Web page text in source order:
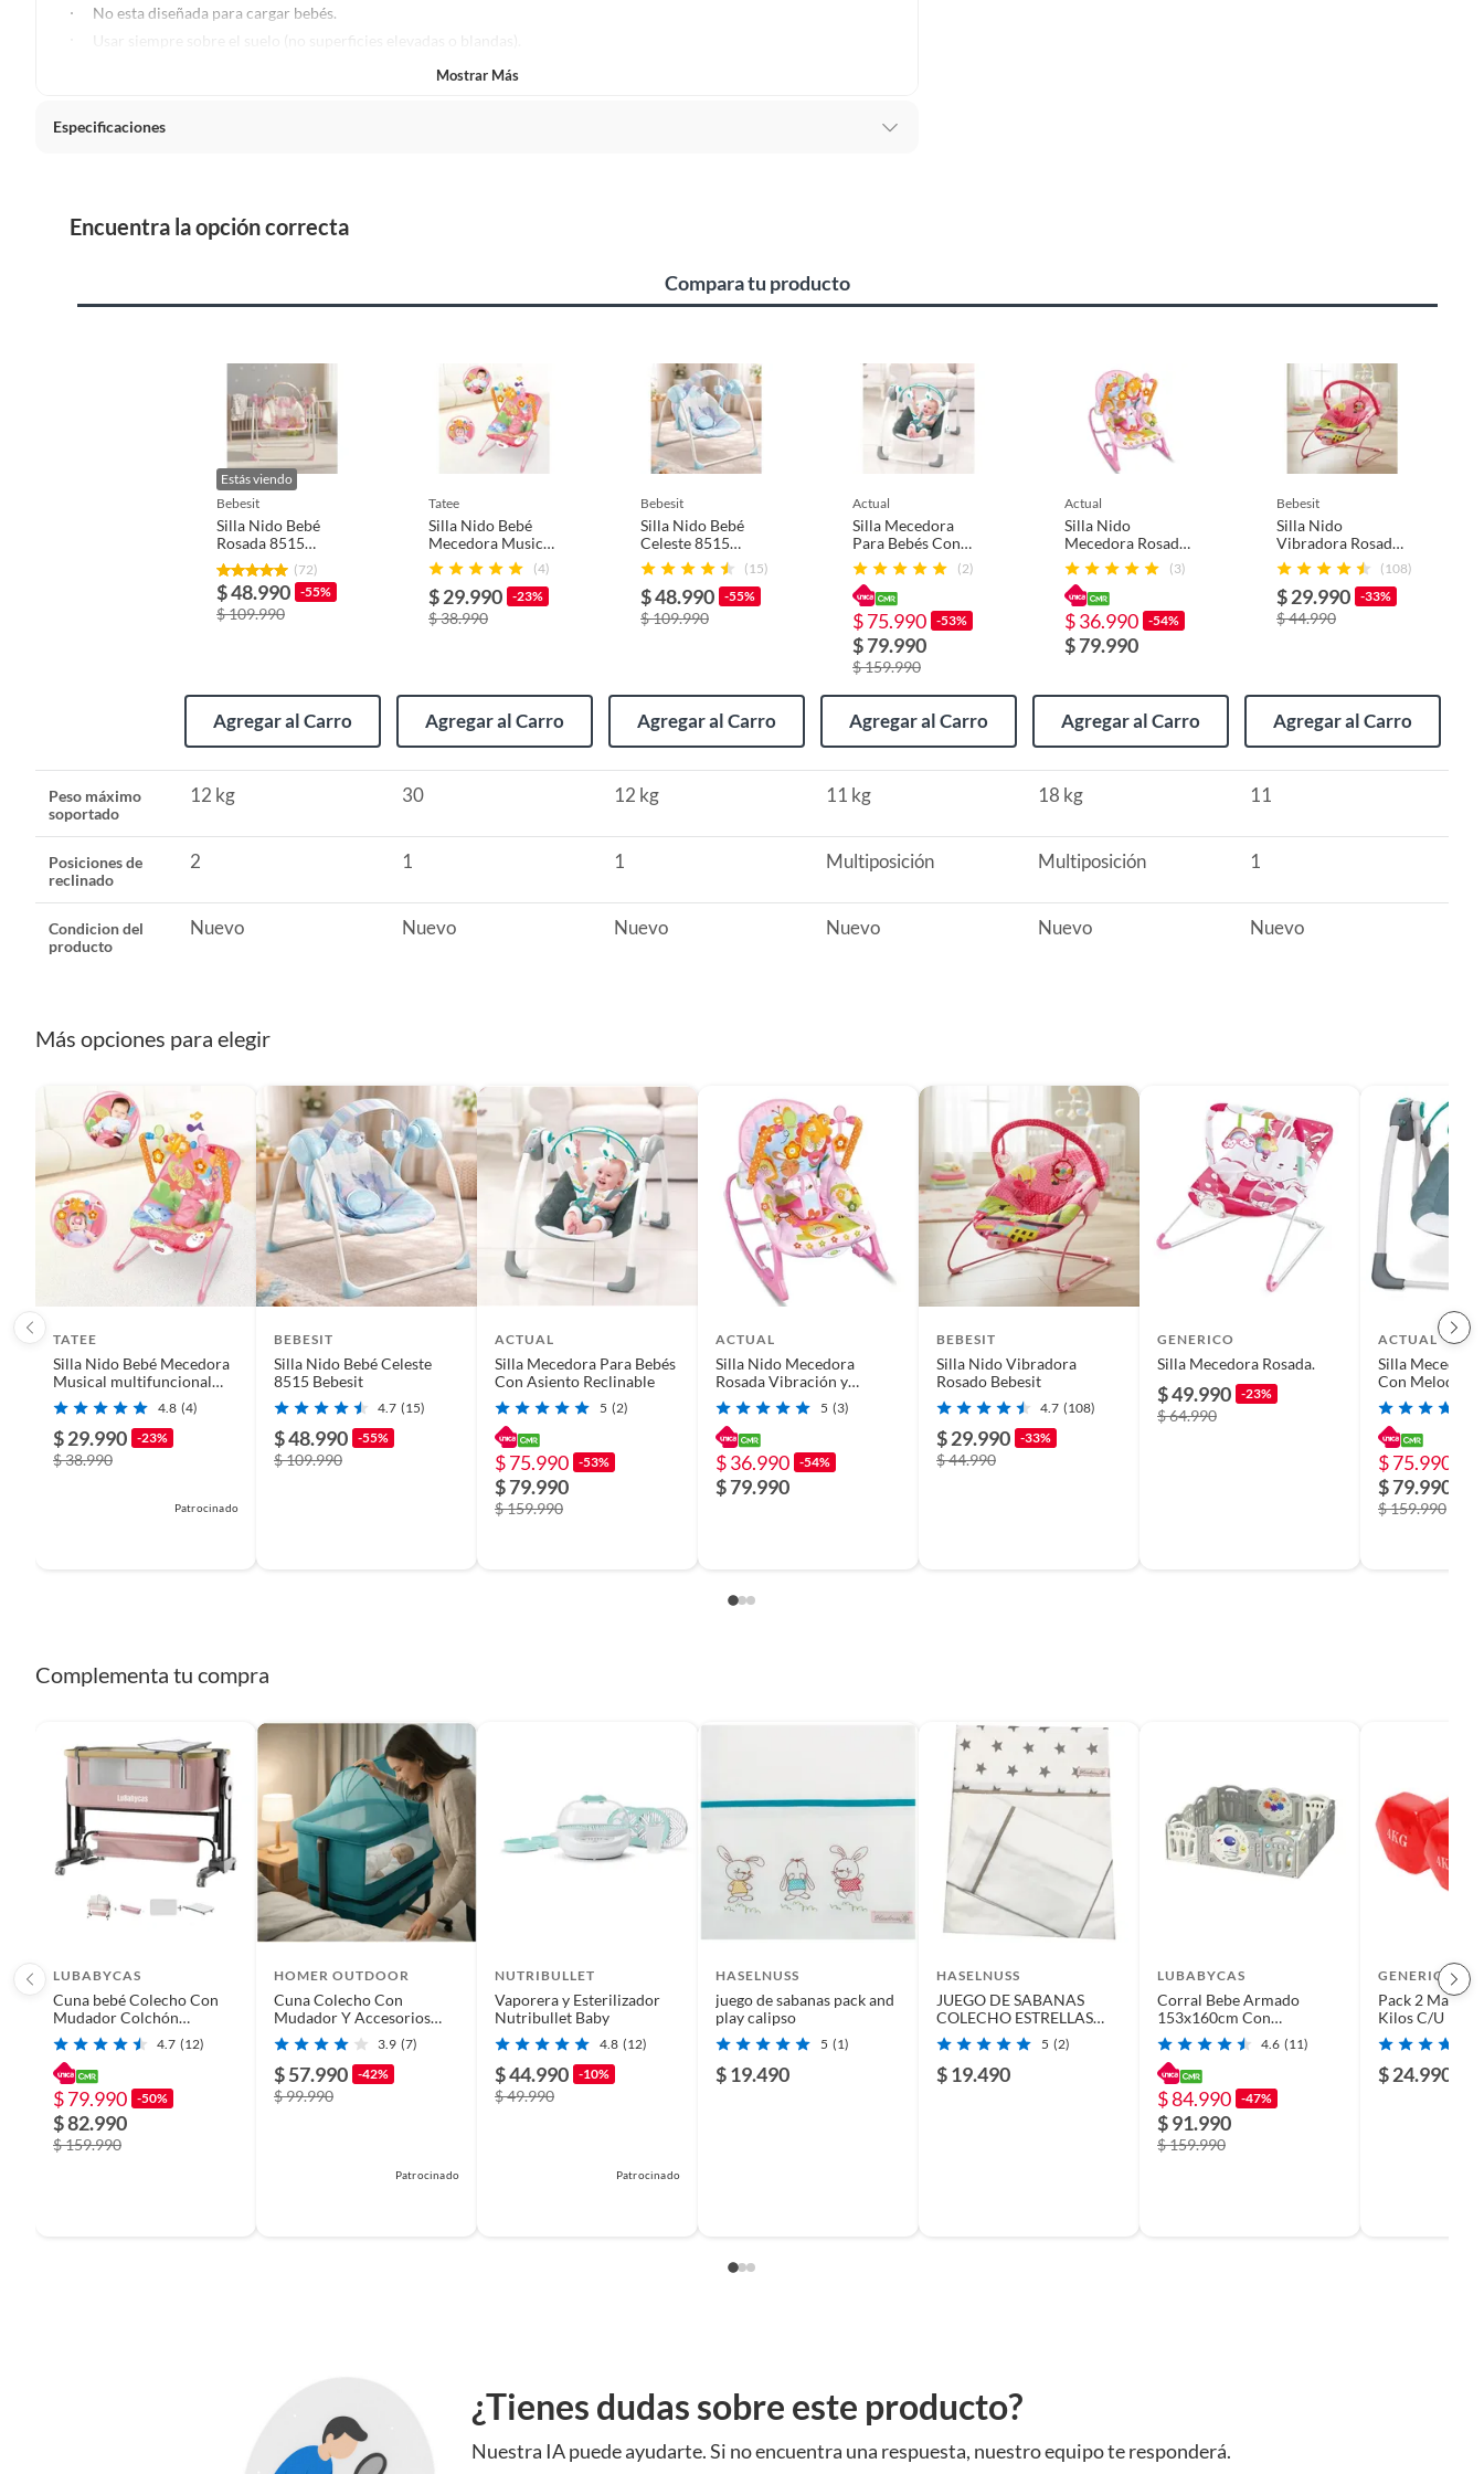
Plantas.
De uso personal.
No esta diseñada para cargar bebés.
Usar siempre sobre el suelo (no superficies elevadas o blandas).
Mostrar Más
Especificaciones
Peso máximo soportado 12 kg
Posiciones de reclinado
Rosa
No requiere ensamblaje
Encuentra la opción correcta
Compara tu producto
Estás viendo
bebesit
Silla Nido Bebé
Rosada 8515
Bebesit
(72)
$ 48.990 -55%
$ 109.990
Agregar al Carro
tatee
Silla Nido Bebé
Mecedora Musical
multifuncional
rosa
(4)
$ 29.990 -23%
$ 38.990
Agregar al Carro
bebesit
Silla Nido Bebé
Celeste 8515
Bebesit
(15)
$ 48.990 -55%
$ 109.990
Agregar al Carro
actual
Silla Mecedora
Para Bebés Con
Asiento Reclinable
(2)
$ 75.990 -53%
$ 79.990
$ 159.990
Agregar al Carro
actual
Silla Nido
Mecedora Rosada
Vibración y
Sonidos
(3)
$ 36.990 -54%
$ 79.990
Agregar al Carro
bebesit
Silla Nido
Vibradora Rosado
Bebesit
(108)
$ 29.990 -33%
$ 44.990
Agregar al Carro
Peso máximo
soportado
12 kg 30 12 kg 11 kg 18 kg 11
Posiciones de
reclinado
2 1 1 Multiposición Multiposición 1
Condicion del
producto
Nuevo Nuevo Nuevo Nuevo Nuevo Nuevo
Más opciones para elegir
TATEE
Silla Nido Bebé Mecedora
Musical multifuncional
rosa
4.8 (4)
$ 29.990 -23%
$ 38.990
Patrocinado
BEBESIT
Silla Nido Bebé Celeste
8515 Bebesit
4.7 (15)
$ 48.990 -55%
$ 109.990
ACTUAL
Silla Mecedora Para Bebés
Con Asiento Reclinable
5 (2)
$ 75.990 -53%
$ 79.990
$ 159.990
ACTUAL
Silla Nido Mecedora
Rosada Vibración y
Sonidos
5 (3)
$ 36.990 -54%
$ 79.990
BEBESIT
Silla Nido Vibradora
Rosado Bebesit
4.7 (108)
$ 29.990 -33%
$ 44.990
GENERICO
Silla Mecedora Rosada.
$ 49.990 -23%
$ 64.990
ACTUAL
Silla Mecedora
Con Melodías
Reclinable
$ 75.990
$ 79.990
$ 159.990
Complementa tu compra
LUBABYCAS
Cuna bebé Colecho Con
Mudador Colchón
Mosquitero Rosada
Lubabycas
4.7 (12)
$ 79.990 -50%
$ 82.990
$ 159.990
HOMER OUTDOOR
Cuna Colecho Con
Mudador Y Accesorios
verde oscuro Homer
3.9 (7)
$ 57.990 -42%
$ 99.990
Patrocinado
NUTRIBULLET
Vaporera y Esterilizador
Nutribullet Baby
4.8 (12)
$ 44.990 -10%
$ 49.990
Patrocinado
HASELNUSS
juego de sabanas pack and
play calipso
5 (1)
$ 19.490
HASELNUSS
JUEGO DE SABANAS
COLECHO ESTRELLAS
GRISES
5 (2)
$ 19.490
LUBABYCAS
Corral Bebe Armado
153x160cm Con
Accesorios Lubabycas
4.6 (11)
$ 84.990 -47%
$ 91.990
$ 159.990
GENERICO
Pack 2
Kilos C/U
$ 24.990
¿Tienes dudas sobre este producto?
Nuestra IA puede ayudarte. Si no encuentra una respuesta, nuestro equipo te responderá.